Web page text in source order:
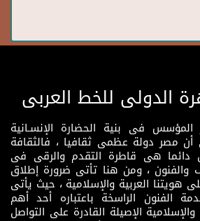
الدولى للخط العربى
فى بنية الحضارة الإنسـانية
أن مصر دولة عظمى ثقافيا ، فالثقافة
دائما هى قاطرة التقدم والرقى فى
والفنون ، ومن هنا تأتى ضرورة إطلاق
هويتنا العربية والإسلامية ، حيث يأتى
الفنون الراسخة باعتباره أحد أهم
الإصيلة القادرة على التواصل